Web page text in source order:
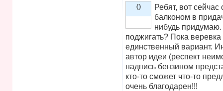
0
Ребят, вот
балконом в
нибудь
поджигать? Пока
единственный вариант.
автор идеи (респект
надпись бензином
кто-то сможет что-то
очень благодарен!!!